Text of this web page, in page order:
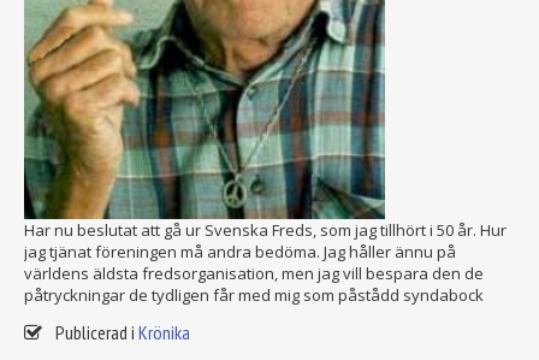
Har nu beslutat att gå ur Svenska Freds, som jag tillhört i 50 år. Hur
jag tjänat föreningen må andra bedöma. Jag håller ännu på
världens äldsta fredsorganisation, men jag vill bespara den de
påtryckningar de tydligen får med mig som påstådd syndabock
Publicerad i Krönika